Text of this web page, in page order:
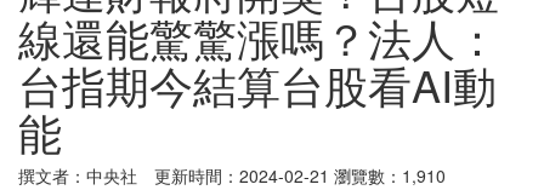
線還能驚驚漲嗎？法人：
台指期今結算台股看AI動
能
撰文者：中央社 更新時間：2024-02-21 瀏覽數：1,910